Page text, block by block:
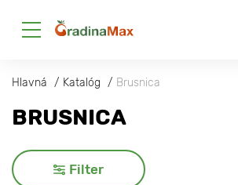
Hlavná Katalóg Brusnica
BRUSNICA
Filter